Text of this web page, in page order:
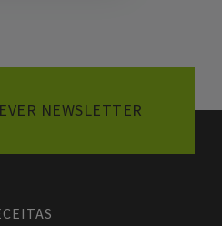
NEWSLETTER